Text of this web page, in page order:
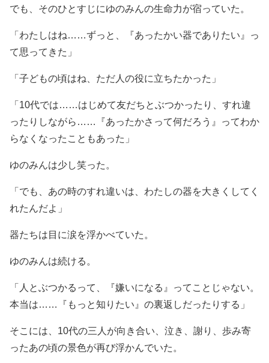
でも、そのひとすじにゆのみんの生命力が宿っていた。
「わたしはね……ずっと、『あったかい器でありたい』っ
て思ってきた」
「子どもの頃はね、ただ人の役に立ちたかった」
「10代では……はじめて友だちとぶつかったり、すれ違
ったりしながら……『あったかさって何だろう』ってわか
らなくなったこともあった」
ゆのみんは少し笑った。
「でも、あの時のすれ違いは、わたしの器を大きくしてく
れたんだよ」
器たちは目に涙を浮かべていた。
ゆのみんは続ける。
「人とぶつかるって、『嫌いになる』ってことじゃない。
本当は……『もっと知りたい』の裏返しだったりする」
そこには、10代の三人が向き合い、泣き、謝り、歩み寄
ったあの頃の景色が再び浮かんでいた。